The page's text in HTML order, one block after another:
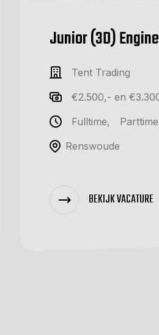
Junior (3D)
Tent Trading
€2.500,- en
Fulltime,
Parttime
Renswoude
BEKIJK VACATURE